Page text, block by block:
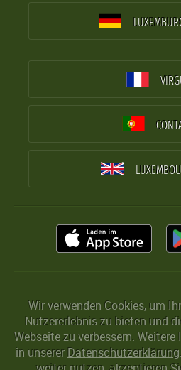
Wir verwenden Cookies, um
Nutzererlebnis zu bieten und
Webseite zu verbessern.
in unserer Datenschutzerklärung